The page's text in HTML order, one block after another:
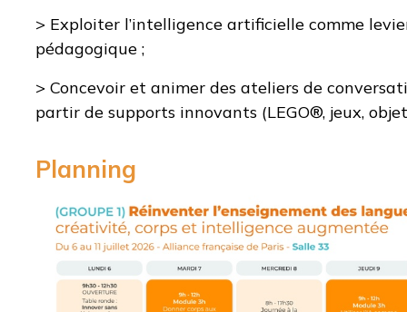
> Exploiter l’intelligence artificielle comme
pédagogique ;
> Concevoir et animer des ateliers de
partir de supports innovants (LEGO®, jeux,
Planning